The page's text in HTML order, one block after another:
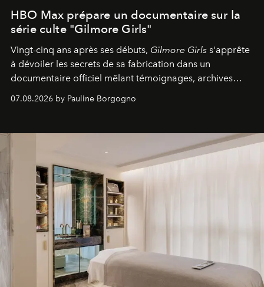
HBO Max prépare un documentaire sur la
série culte "Gilmore Girls"
Vingt-cinq ans après ses débuts, Gilmore Girls s'apprête
à dévoiler les secrets de sa fabrication dans un
documentaire officiel mêlant témoignages, archives
inédites et plongée dans les coulisses d'un phénomène
générationnel.
07.08.2026 by Pauline Borgogno